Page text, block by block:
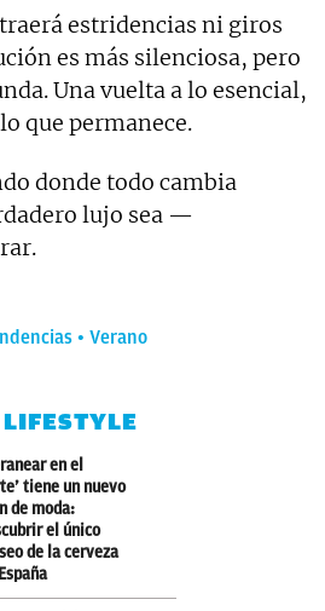
estridencias ni giros
es más silenciosa, pero
Una vuelta a lo esencial,
que permanece.
donde todo cambia
lujo sea —
Verano
en el
tiene un nuevo
de moda:
el único
de la cerveza